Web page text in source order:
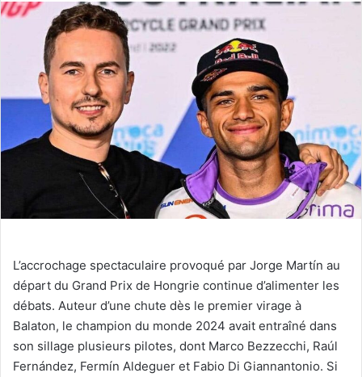
L’accrochage spectaculaire provoqué par Jorge Martín au
départ du Grand Prix de Hongrie continue d’alimenter les
débats. Auteur d’une chute dès le premier virage à
Balaton, le champion du monde 2024 avait entraîné dans
son sillage plusieurs pilotes, dont Marco Bezzecchi, Raúl
Fernández, Fermín Aldeguer et Fabio Di Giannantonio. Si